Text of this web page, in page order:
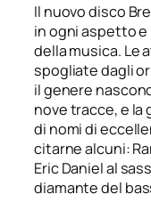
Il nuovo disco
in ogni aspetto
della musica. Le
spogliate dagli
il genere
nove tracce, e la
di nomi di
citarne alcuni:
Eric Daniel al
diamante del